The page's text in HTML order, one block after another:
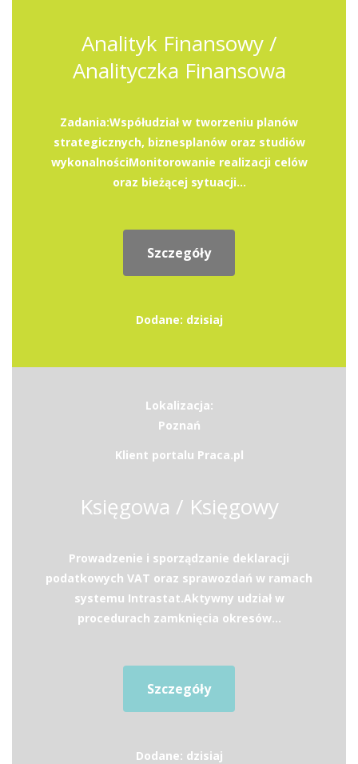
Analityk Finansowy /
Analityczka Finansowa
Zadania:Współudział w tworzeniu planów
strategicznych, biznesplanów oraz studiów
wykonalnościMonitorowanie realizacji celów
oraz bieżącej sytuacji...
Szczegóły
Dodane: dzisiaj
Lokalizacja:
Poznań
Klient portalu Praca.pl
Księgowa / Księgowy
Prowadzenie i sporządzanie deklaracji
podatkowych VAT oraz sprawozdań w ramach
systemu Intrastat.Aktywny udział w
procedurach zamknięcia okresów...
Szczegóły
Dodane: dzisiaj